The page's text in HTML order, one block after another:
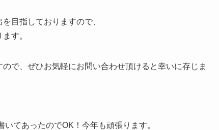
目指しておりますので、
す。
で、ぜひお気軽にお問い合わせ頂けると幸いに存じま
てあったのでOK！今年も頑張ります。